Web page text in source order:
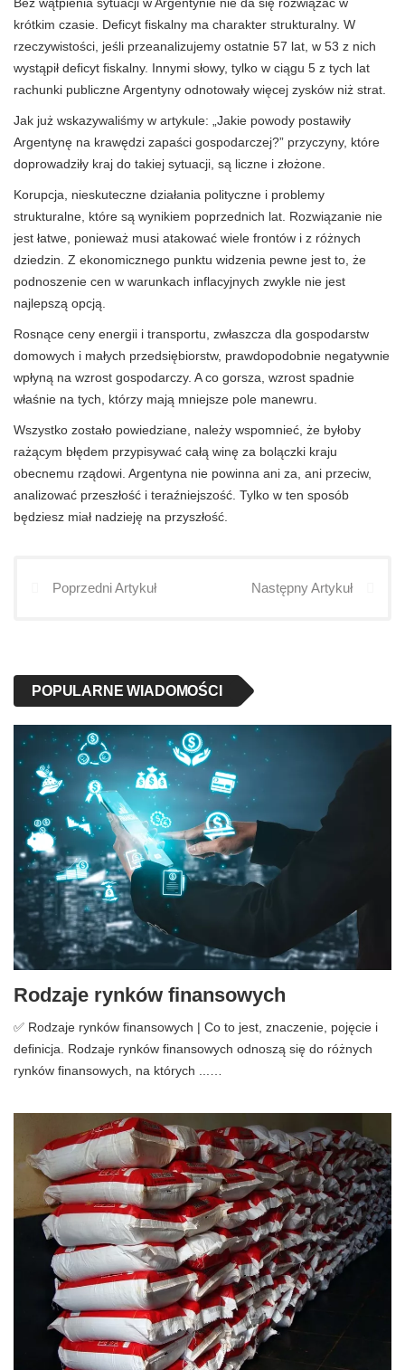
krótkim czasie. Deficyt fiskalny ma charakter strukturalny. W
rzeczywistości, jeśli przeanalizujemy ostatnie 57 lat, w 53 z nich
wystąpił deficyt fiskalny. Innymi słowy, tylko w ciągu 5 z tych lat
rachunki publiczne Argentyny odnotowały więcej zysków niż strat.
Jak już wskazywaliśmy w artykule: „Jakie powody postawiły
Argentynę na krawędzi zapaści gospodarczej?” przyczyny, które
doprowadziły kraj do takiej sytuacji, są liczne i złożone.
Korupcja, nieskuteczne działania polityczne i problemy
strukturalne, które są wynikiem poprzednich lat. Rozwiązanie nie
jest łatwe, ponieważ musi atakować wiele frontów i z różnych
dziedzin. Z ekonomicznego punktu widzenia pewne jest to, że
podnoszenie cen w warunkach inflacyjnych zwykle nie jest
najlepszą opcją.
Rosnące ceny energii i transportu, zwłaszcza dla gospodarstw
domowych i małych przedsiębiorstw, prawdopodobnie negatywnie
wpłyną na wzrost gospodarczy. A co gorsza, wzrost spadnie
właśnie na tych, którzy mają mniejsze pole manewru.
Wszystko zostało powiedziane, należy wspomnieć, że byłoby
rażącym błędem przypisywać całą winę za bolączki kraju
obecnemu rządowi. Argentyna nie powinna ani za, ani przeciw,
analizować przeszłość i teraźniejszość. Tylko w ten sposób
będziesz miał nadzieję na przyszłość.
Poprzedni Artykuł Następny Artykuł
POPULARNE WIADOMOŚCI
Rodzaje rynków finansowych
✅ Rodzaje rynków finansowych | Co to jest, znaczenie, pojęcie i
definicja. Rodzaje rynków finansowych odnoszą się do różnych
rynków finansowych, na których ...…